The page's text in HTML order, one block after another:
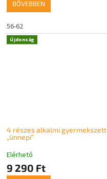
BŐVEBBEN
56-62
Újdonság
4 részes alkalmi gyermekszett
„ünnepi“
Elérhető
9 290 Ft